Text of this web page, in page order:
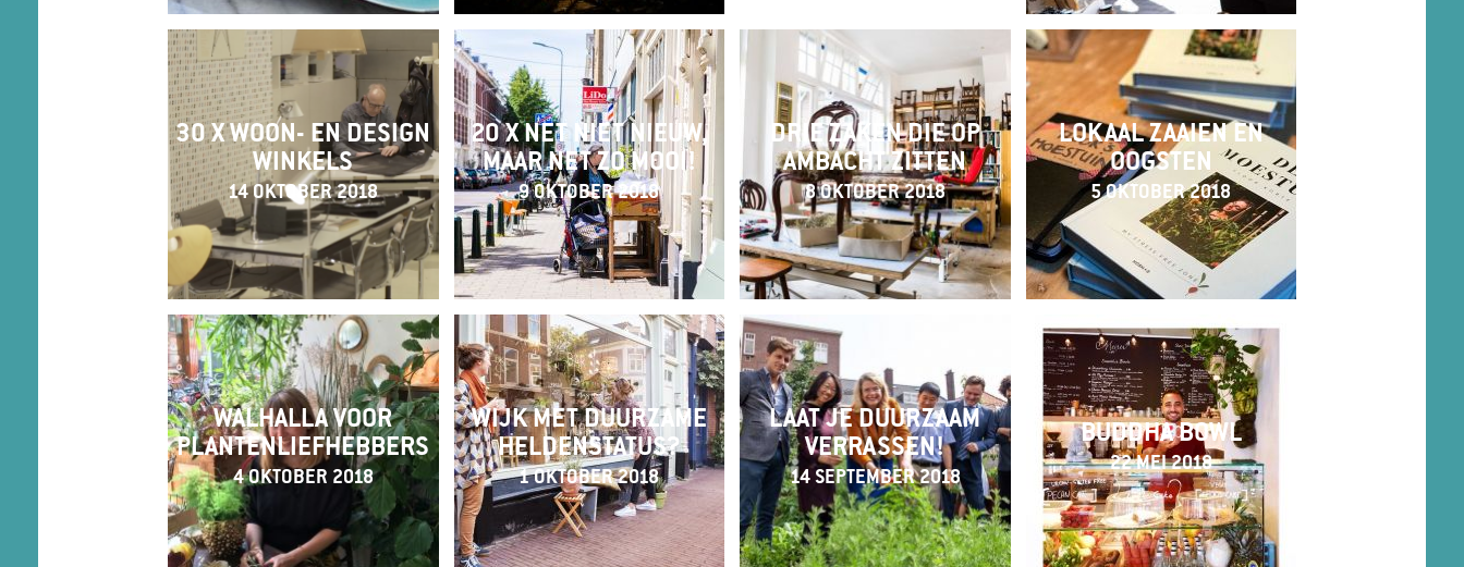
30 X WOON- EN DESIGN
WINKELS
14 OKTOBER 2018
20 X NET NIET NIEUW,
MAAR NET ZO MOOI!
9 OKTOBER 2018
DRIE ZAKEN DIE OP
AMBACHT ZITTEN
8 OKTOBER 2018
LOKAAL ZAAIEN EN
OOGSTEN
5 OKTOBER 2018
WALHALLA VOOR
PLANTENLIEFHEBBERS
4 OKTOBER 2018
WIJK MET DUURZAME
HELDENSTATUS?
1 OKTOBER 2018
LAAT JE DUURZAAM
VERRASSEN!
14 SEPTEMBER 2018
BUDDHA BOWL
22 MEI 2018